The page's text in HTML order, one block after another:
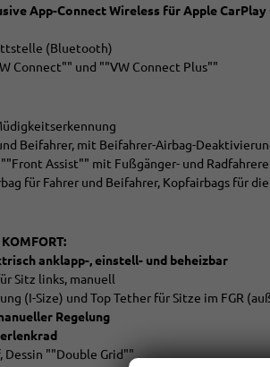
App-Connect Wireless für Apple
(Bluetooth)
Connect"" und ""VW Connect Plus""
Beifahrer, mit Beifahrer-Airbag-
Assist"" mit Fußgänger- und
für Fahrer und Beifahrer, Kopfairbags für
anklapp-, einstell- und beheizbar
Sitz links, manuell
(I-Size) und Top Tether für Sitze im FGR
Regelung
Dessin ""Double Grid""